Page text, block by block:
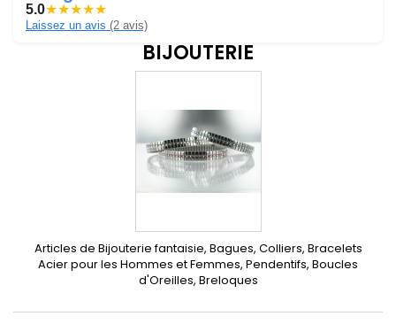
5.0★★★★★
Laissez un avis (2 avis)
BIJOUTERIE
Articles de Bijouterie fantaisie, Bagues, Colliers, Bracelets
Acier pour les Hommes et Femmes, Pendentifs, Boucles
d'Oreilles, Breloques